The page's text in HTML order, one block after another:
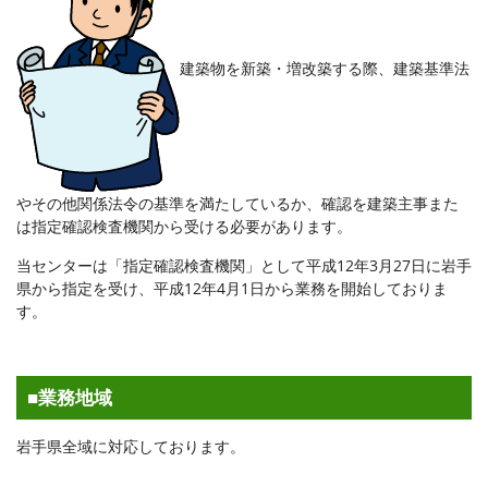
建築物を新築・増改築する際、建築基準法
やその他関係法令の基準を満たしているか、確認を建築主事また
は指定確認検査機関から受ける必要があります。
当センターは「指定確認検査機関」として平成12年3月27日に岩手
県から指定を受け、平成12年4月1日から業務を開始しておりま
す。
■業務地域
岩手県全域に対応しております。